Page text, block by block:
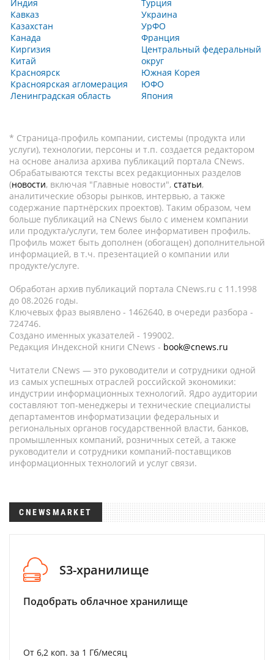
Индия
Кавказ
Казахстан
Канада
Киргизия
Китай
Красноярск
Красноярская агломерация
Ленинградская область
Турция
Украина
УрФО
Франция
Центральный федеральный
округ
Южная Корея
ЮФО
Япония
* Страница-профиль компании, системы (продукта или
услуги), технологии, персоны и т.п. создается редактором
на основе анализа архива публикаций портала CNews.
Обрабатываются тексты всех редакционных разделов
(новости, включая "Главные новости", статьи,
аналитические обзоры рынков, интервью, а также
содержание партнёрских проектов). Таким образом, чем
больше публикаций на CNews было с именем компании
или продукта/услуги, тем более информативен профиль.
Профиль может быть дополнен (обогащен) дополнительной
информацией, в т.ч. презентацией о компании или
продукте/услуге.
Обработан архив публикаций портала CNews.ru c 11.1998
до 08.2026 годы.
Ключевых фраз выявлено - 1462640, в очереди разбора -
724746.
Создано именных указателей - 199002.
Редакция Индексной книги CNews - book@cnews.ru
Читатели CNews — это руководители и сотрудники одной
из самых успешных отраслей российской экономики:
индустрии информационных технологий. Ядро аудитории
составляют топ-менеджеры и технические специалисты
департаментов информатизации федеральных и
региональных органов государственной власти, банков,
промышленных компаний, розничных сетей, а также
руководители и сотрудники компаний-поставщиков
информационных технологий и услуг связи.
CNEWSMARKET
S3-хранилище
Подобрать облачное хранилище
От 6,2 коп. за 1 Гб/месяц